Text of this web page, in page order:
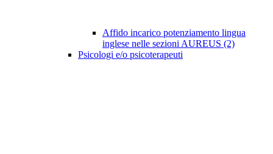
Affido incarico potenziamento lingua
inglese nelle sezioni AUREUS (2)
Psicologi e/o psicoterapeuti